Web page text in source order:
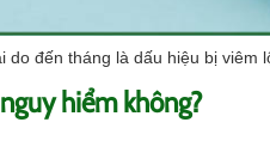
đến tháng là dấu hiệu bị viêm
hiểm không?